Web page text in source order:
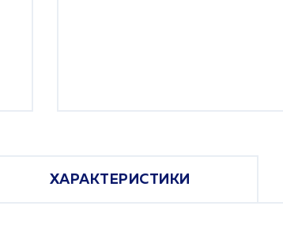
ХАРАКТЕРИСТИКИ